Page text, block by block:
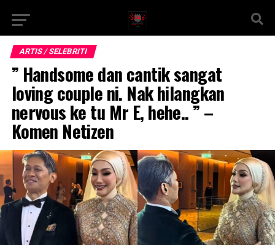
ARTIS / SELEBRITI
” Handsome dan cantik sangat
loving couple ni. Nak hilangkan
nervous ke tu Mr E, hehe.. ” –
Komen Netizen